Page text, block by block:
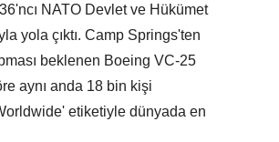
NATO Devlet ve Hükümet
yola çıktı. Camp Springs'ten
beklenen Boeing VC-25
aynı anda 18 bin kişi
etiketiyle dünyada en